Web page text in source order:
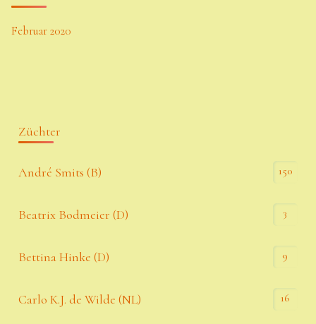
Februar 2020
Züchter
André Smits (B) 150
Beatrix Bodmeier (D) 3
Bettina Hinke (D) 9
Carlo K.J. de Wilde (NL) 16